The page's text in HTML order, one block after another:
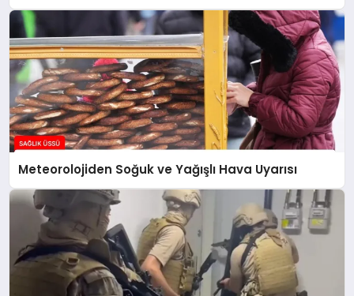
Meteorolojiden Soğuk ve Yağışlı Hava Uyarısı